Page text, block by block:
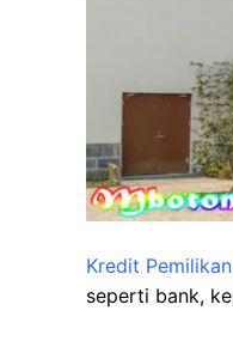
Kredit
seperti bank,